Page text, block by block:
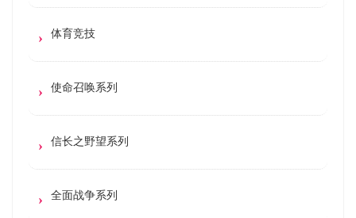
体育竞技
使命召唤系列
信长之野望系列
全面战争系列